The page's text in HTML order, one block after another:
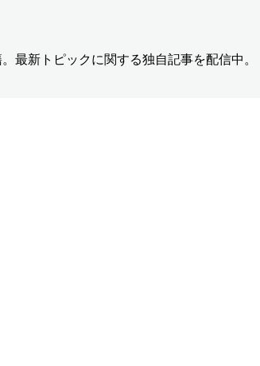
最新トピックに関する独自記事を配信中。